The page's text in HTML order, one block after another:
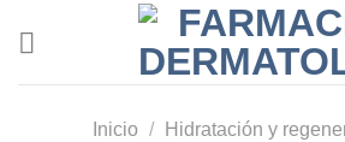
Inicio / Hidratación y